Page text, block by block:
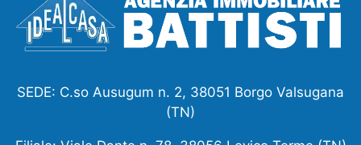
SEDE: C.so Ausugum n. 2, 38051 Borgo Valsugana
(TN)